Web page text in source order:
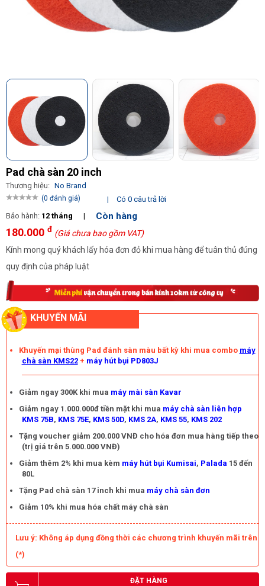
Pad chà sàn 20 inch
Thương hiệu: No Brand
(0 đánh giá) |
Có 0 câu trả lời
Bảo hành: 12 tháng | Còn hàng
180.000 đ (Giá chưa bao gồm VAT)
Kính mong quý khách lấy hóa đơn đỏ khi mua hàng để tuân thủ đúng
quy định của pháp luật
KHUYẾN MÃI
Khuyến mại thùng Pad đánh sàn màu bất kỳ khi mua combo máy
chà sàn KMS22+ máy hút bụi PD803J
Giảm ngay 300K khi mua máy mài sàn Kavar
Giảm ngay 1.000.000đ tiền mặt khi mua máy chà sàn liên hợp
KMS 75B, KMS 75E, KMS 50D, KMS 2A, KMS 55, KMS 202
Tặng voucher giảm 200.000 VNĐ cho hóa đơn mua hàng tiếp theo
(trị giá trên 5.000.000 VNĐ)
Giảm thêm 2% khi mua kèm máy hút bụi Kumisai, Palada 15 đến
80L
Tặng Pad chà sàn 17 inch khi mua máy chà sàn đơn
Giảm 10% khi mua hóa chất máy chà sàn
Lưu ý: Không áp dụng đồng thời các chương trình khuyến mãi trên
(*)
ĐẶT HÀNG